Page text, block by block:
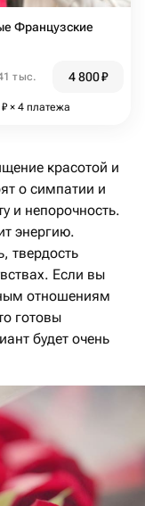
Французские
тыс. 4 800₽
₽ × 4 платежа
красотой и
о симпатии и
и непорочность.
энергию.
твердость
Если вы
отношениям
готовы
будет очень